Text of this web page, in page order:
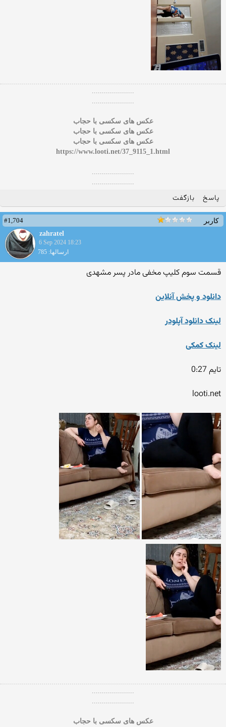
.....................
.....................
عکس های سکسی با حجاب
عکس های سکسی با حجاب
عکس های سکسی با حجاب
https://www.looti.net/37_9115_1.html
.....................
.....................
پاسخ بازگفت
کاربر
#1,704
zahratel
6 Sep 2024 18:23
ارسالها: 785
قسمت سوم کلیپ مخفی مادر پسر مشهدی
دانلود و پخش آنلاین
لینک دانلود آپلودر
لینک کمکی
تایم 0:27
looti.net
.....................
.....................
عکس های سکسی با حجاب